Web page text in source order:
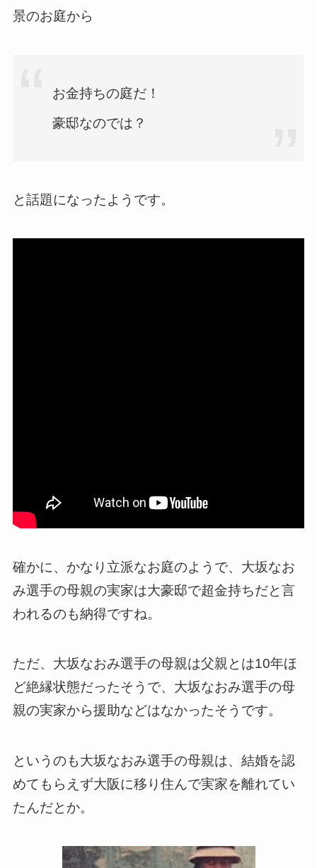
景のお庭から
お金持ちの庭だ！
豪邸なのでは？
と話題になったようです。
確かに、かなり立派なお庭のようで、大坂なお
み選手の母親の実家は大豪邸で超金持ちだと言
われるのも納得ですね。
ただ、大坂なおみ選手の母親は父親とは10年ほ
ど絶縁状態だったそうで、大坂なおみ選手の母
親の実家から援助などはなかったそうです。
というのも大坂なおみ選手の母親は、結婚を認
めてもらえず大阪に移り住んで実家を離れてい
たんだとか。